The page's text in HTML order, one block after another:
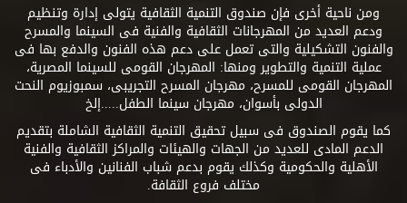
ومن ناحية أخرى فإن صندوق التنمية الثقافية يتولى إدارة وتنظيم
ودعم العديد من المهرجانات الثقافية والفنية فى السينما والمسرح
والفنون التشكيلية والتى تعمل على دعم هذه الفنون والدفع بها فى
عملية التنمية والتطوير ومنها: المهرجان القومى للسينما المصرية،
المهرجان القومى للمسرح، مهرجان المسرح التجريبى، سمبوزيوم النحت
الدولى بأسوان، مهرجان سينما الطفل.....إلخ
كما يقوم الصندوق فى سبيل تحقيق التنمية الثقافية الشاملة بتقديم
الدعم المادى للعديد من الجهات والهيئات والمراكز الثقافية والفنية
الأهلية والحكومية وكذلك يقوم بدعم شباب الفنانين والأدباء فى
مختلف فروع الثقافة.